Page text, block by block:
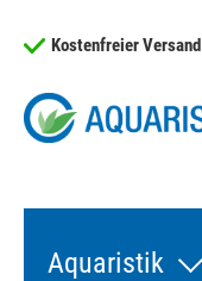
Kostenfreier Versand
Aquaristik